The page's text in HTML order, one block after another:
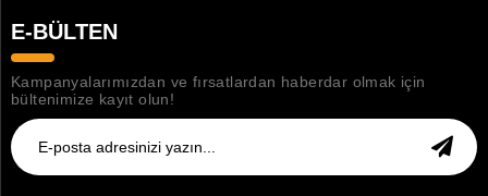
E-BÜLTEN
Kampanyalarımızdan ve fırsatlardan haberdar olmak için
bültenimize kayıt olun!